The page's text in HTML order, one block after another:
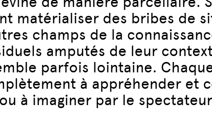
matérialiser des bribes de
champs de la
amputés de leur
parfois lointaine.
à appréhender et
à imaginer par le